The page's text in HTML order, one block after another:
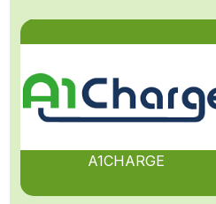
A1CHARGE